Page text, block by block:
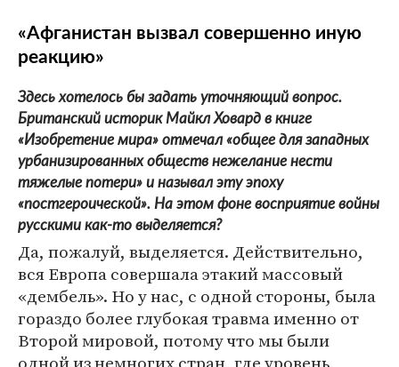
«Афганистан вызвал совершенно иную
реакцию»
Здесь хотелось бы задать уточняющий вопрос.
Британский историк Майкл Ховард в книге
«Изобретение мира» отмечал «общее для западных
урбанизированных обществ нежелание нести
тяжелые потери» и называл эту эпоху
«постгероической». На этом фоне восприятие войны
русскими как-то выделяется?
Да, пожалуй, выделяется. Действительно,
вся Европа совершала этакий массовый
«дембель». Но у нас, с одной стороны, была
гораздо более глубокая травма именно от
Второй мировой, потому что мы были